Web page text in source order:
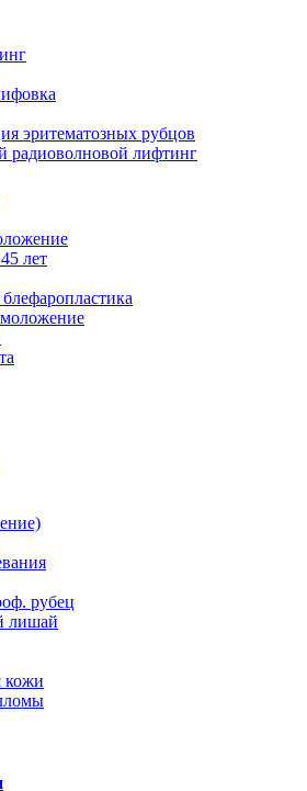
эритематозных рубцов
радиоволновой лифтинг
лет
рубец
лишай
кожи